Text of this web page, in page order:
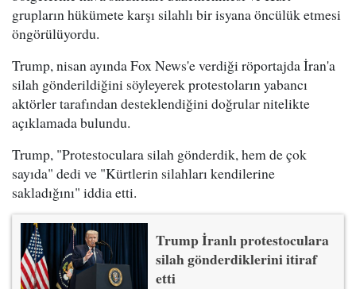
grupların hükümete karşı silahlı bir isyana öncülük etmesi
öngörülüyordu.
Trump, nisan ayında Fox News'e verdiği röportajda İran'a
silah gönderildiğini söyleyerek protestoların yabancı
aktörler tarafından desteklendiğini doğrular nitelikte
açıklamada bulundu.
Trump, "Protestoculara silah gönderdik, hem de çok
sayıda" dedi ve "Kürtlerin silahları kendilerine
sakladığını" iddia etti.
Trump İranlı protestoculara
silah gönderdiklerini itiraf
etti